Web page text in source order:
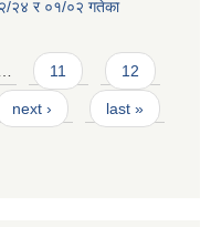
२४ र ०१/०२ गतेका
… 11 12
next › last »